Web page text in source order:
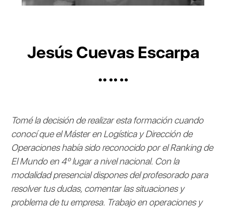
Jesús Cuevas Escarpa
Tomé la decisión de realizar esta formación cuando
conocí que el Máster en Logística y Dirección de
Operaciones había sido reconocido por el Ranking de
El Mundo en 4º lugar a nivel nacional. Con la
modalidad presencial dispones del profesorado para
resolver tus dudas, comentar las situaciones y
problema de tu empresa. Trabajo en operaciones y